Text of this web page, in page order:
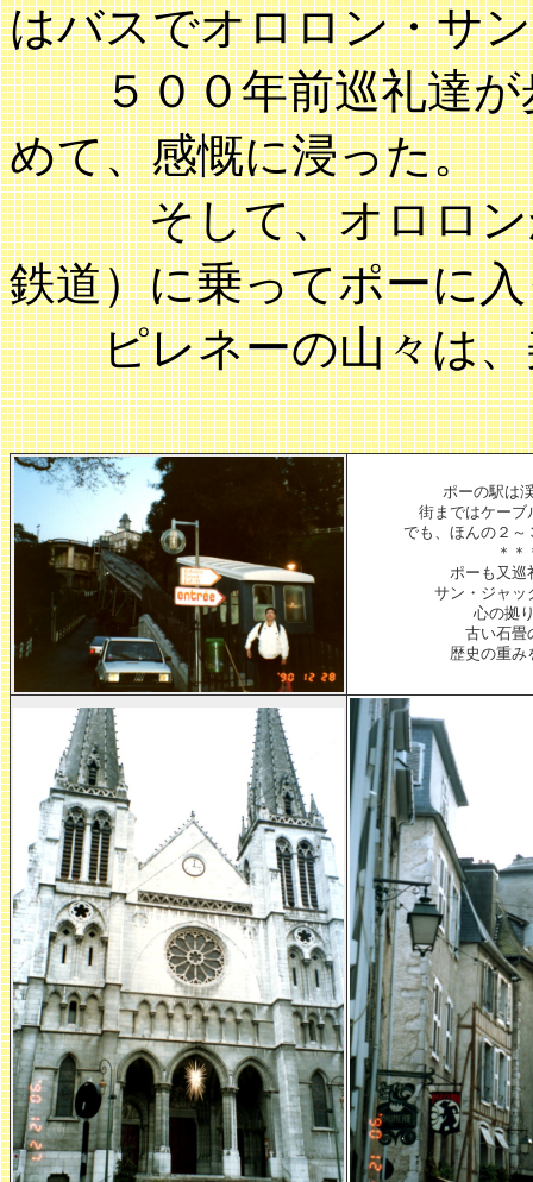
はバスでオロロン・サ
５００年前巡礼達が
めて、感慨に浸った。
そして、オロロンか
鉄道）に乗ってポーに
ピレネーの山々は、
ポーの駅は
街まではケーブ
でも、ほんの２～
＊＊
ポーも又巡
サン・ジャッ
心の拠
古い石畳
歴史の重み